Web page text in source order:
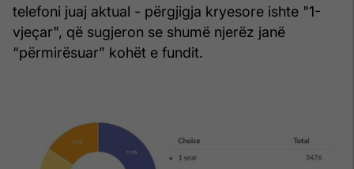
telefoni juaj aktual - përgjigja kryesore ishte "1-
vjeçar", që sugjeron se shumë njerëz janë
“përmirësuar” kohët e fundit.